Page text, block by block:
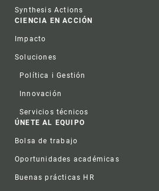
Synthesis Actions
CIENCIA EN ACCIÓN
Impacto
Soluciones
Política i Gestión
Innovación
Servicios técnicos
ÚNETE AL EQUIPO
Bolsa de trabajo
Oportunidades académicas
Buenas prácticas HR